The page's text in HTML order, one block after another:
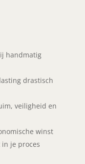
handmatig
drastisch
veiligheid en
winst
je proces